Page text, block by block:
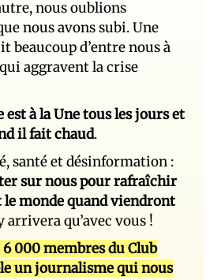
nous oublions
nous avons subi. Une
beaucoup d’entre nous à
aggravent la crise
est à la Une tous les jours et
il fait chaud.
santé et désinformation :
sur nous pour rafraîchir
monde quand viendront
arrivera qu’avec vous !
6 000 membres du Club
un journalisme qui nous